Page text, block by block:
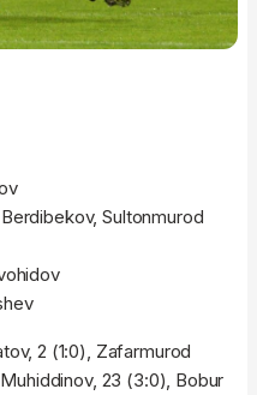
Sultonmurod
2 (1:0), Zafarmurod
23 (3:0), Bobur